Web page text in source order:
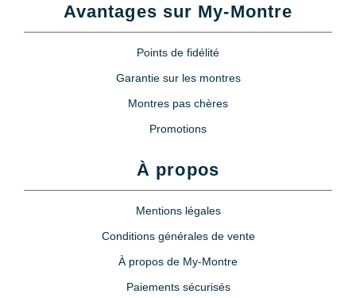
Avantages sur My-Montre
Points de fidélité
Garantie sur les montres
Montres pas chères
Promotions
À propos
Mentions légales
Conditions générales de vente
À propos de My-Montre
Paiements sécurisés